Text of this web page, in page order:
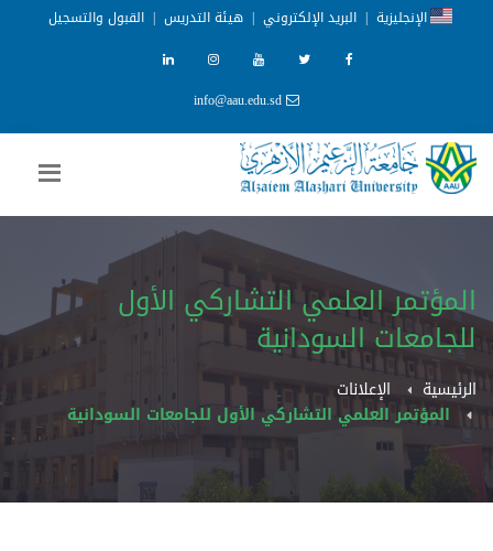
الإنجليزية | البريد الإلكتروني | هيئة التدريس | القبول والتسجيل
المؤتمر العلمي التشاركي الأول
للجامعات السودانية
الرئيسية
الإعلانات
المؤتمر العلمي التشاركي الأول للجامعات السودانية